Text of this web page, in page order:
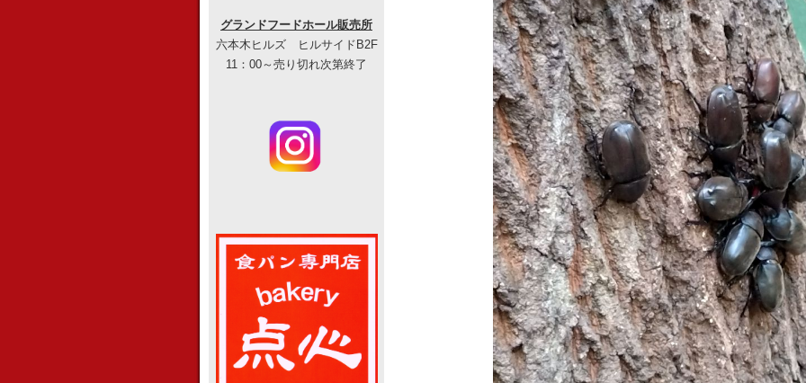
グランドフードホール販売所
六本木ヒルズ ヒルサイドB2F
11：00～売り切れ次第終了